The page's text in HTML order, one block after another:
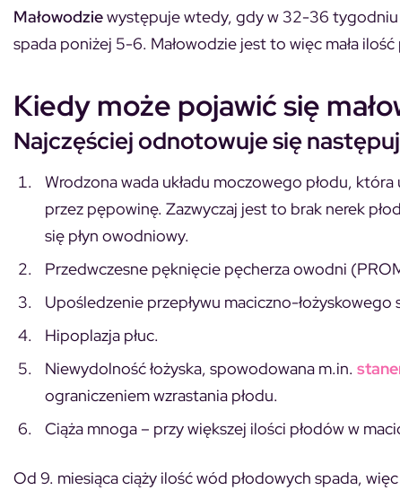
Małowodziewystępuje wtedy, gdy w 32-36 tygodniu
spada poniżej 5-6. Małowodzie jest to więc mała
Kiedy może pojawić się
Najczęściej odnotowuje się
Wrodzona wada układu moczowego płodu,
przez pępowinę. Zazwyczaj jest to brak nerek
się płyn owodniowy.
Przedwczesne pęknięcie pęcherza owodni
Upośledzenie przepływu maciczno-
Hipoplazja płuc.
Niewydolność łożyska, spowodowana m.in.
ograniczeniem wzrastania płodu.
Ciąża mnoga – przy większej ilości płodów w
Od 9. miesiąca ciąży ilość wód płodowych spada,